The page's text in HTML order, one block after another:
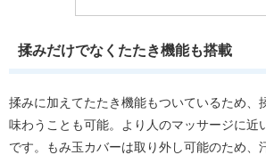
揉みだけでなくたたき機能も搭載
揉みに加えてたたき機能もついているため、
味わうことも可能。より人のマッサージに近
です。もみ玉カバーは取り外し可能のため、